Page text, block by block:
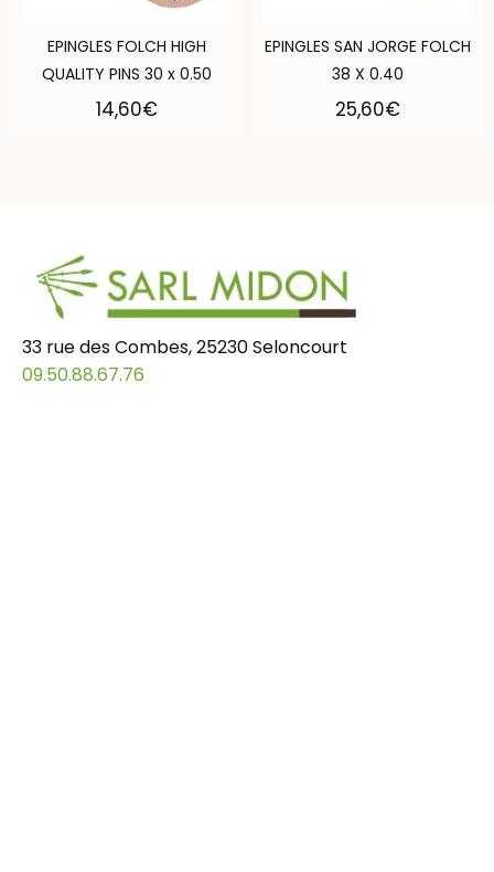
EPINGLES FOLCH HIGH
QUALITY PINS 30 x 0.50
14,60€
EPINGLES SAN JORGE FOLCH
38 X 0.40
25,60€
33 rue des Combes, 25230 Seloncourt
09.50.88.67.76